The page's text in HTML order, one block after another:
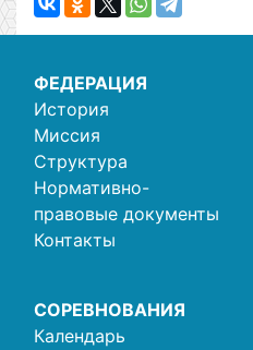
ФЕДЕРАЦИЯ
История
Миссия
Структура
Нормативно-
правовые документы
Контакты
СОРЕВНОВАНИЯ
Календарь